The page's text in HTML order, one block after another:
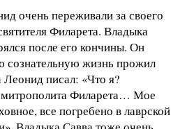
очень переживали за своего
Филарета. Владыка
после его кончины. Он
сознательную жизнь прожил
писал: «Что я?
Филарета… Мое
все погребено в лаврской